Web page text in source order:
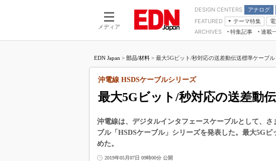
メディア
DESIGN CENTERS アナログ
モーターLSI
受動部
FEATURED
テーマ特集
つながるクルマ
エレクトロニクス入門
医療エレ（EE Times Japan）
モーター入門
ARCHIVES 特集記事
連載
マイクロプロセッサ懐古録
中堅技術者に贈る電子部品“徹底”活
用講座
たった2つの式で始めるDC/DCコン
バーターの設計
DC-DCコンバーター活用講座
Wired, Weird
電子ブックレット
EDN Japan > 部品/材料 > 最大5Gビット/秒対応の送差動伝送標準ケーブル
最大5Gビット/秒対応の送差動
沖電線 HSDSケーブルシリーズ
沖電線は、デジタルインタフェースケーブルとして、
ブル「HSDSケーブル」シリーズを発表した。最大5G
めた。
2019年05月07日 09時00分 公開